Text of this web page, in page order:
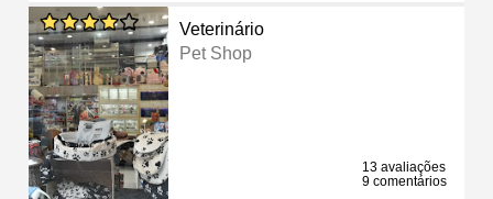
Veterinário
Pet Shop
13 avaliações
9 comentários